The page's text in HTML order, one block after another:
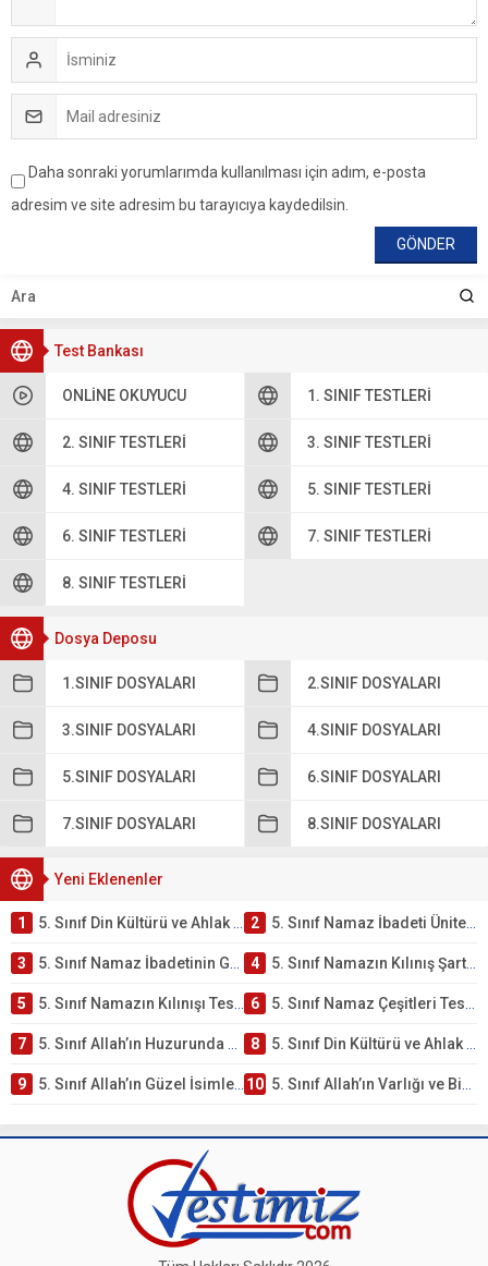
Test Bankası
ONLINE OKUYUCU 1. SINIF TESTLERI
2. SINIF TESTLERI 3. SINIF TESTLERI
4. SINIF TESTLERI 5. SINIF TESTLERI
6. SINIF TESTLERI 7. SINIF TESTLERI
8. SINIF TESTLERI
Dosya Deposu
1.SINIF DOSYALARI 2.SINIF DOSYALARI
3.SINIF DOSYALARI 4.SINIF DOSYALARI
5.SINIF DOSYALARI 6.SINIF DOSYALARI
7.SINIF DOSYALARI 8.SINIF DOSYALARI
Yeni Eklenenler
1 5. Sınıf Din Kültürü ve Ahlak Bilgisi 2. Ünite: Namaz İbadeti Çalışmaları 2 5. Sınıf Namaz İbadeti Ünite Testi – Online Çöz
3 5. Sınıf Namaz İbadetinin Getirdiği Faydalar Testi 4 5. Sınıf Namazın Kılınış Şartları Testi
5 5. Sınıf Namazın Kılınışı Testi – Online Çöz 6 5. Sınıf Namaz Çeşitleri Testi – Online Çöz
7 5. Sınıf Allah’ın Huzurunda Olmak – Namaz İbadeti Testi 8 5. Sınıf Din Kültürü ve Ahlak Bilgisi 1. Ünite: Allah İnancı Çalışmaları
9 5. Sınıf Allah’ın Güzel İsimleri Testi – Online Çöz 10 5. Sınıf Allah’ın Varlığı ve Birliği Testi – Online Çöz
Daha sonraki yorumlarımda kullanılması için adım, e-posta
adresim ve site adresim bu tarayıcıya kaydedilsin.